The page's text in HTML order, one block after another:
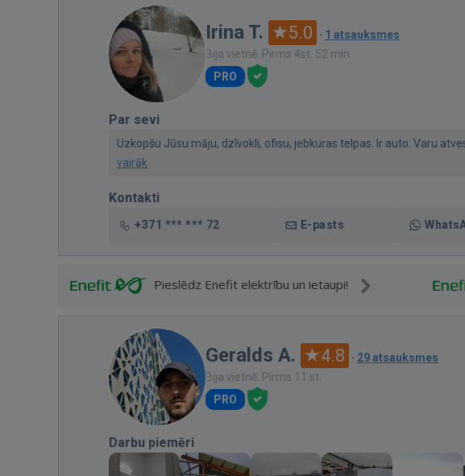
Irina T. 5.0 · 1 atsauksmes
Bija vietnē: Pirms 4st. 52 min.
PRO
Par sevi
Uzkopšu Jūsu māju, dzīvokli, ofisu, jebkuras telpas. Ir auto. Varu
vairāk
Kontakti
+371 *** *** 72 E-pasts
Pieslēdz Enefit elektrību un ietaupi!
Geralds A. 4.8 · 29 atsauksmes
Bija vietnē: Pirms 11 st.
PRO
Darbu piemēri